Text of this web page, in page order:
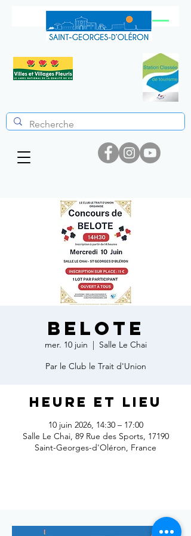
Belote
mer. 10 juin
  |
Salle Le Chai
Par le Club le Trait d'Union
Heure et lieu
10 juin 2026, 14:30 – 17:00
Salle Le Chai, 89 Rue des Sports, 17190
Saint-Georges-d'Oléron, France